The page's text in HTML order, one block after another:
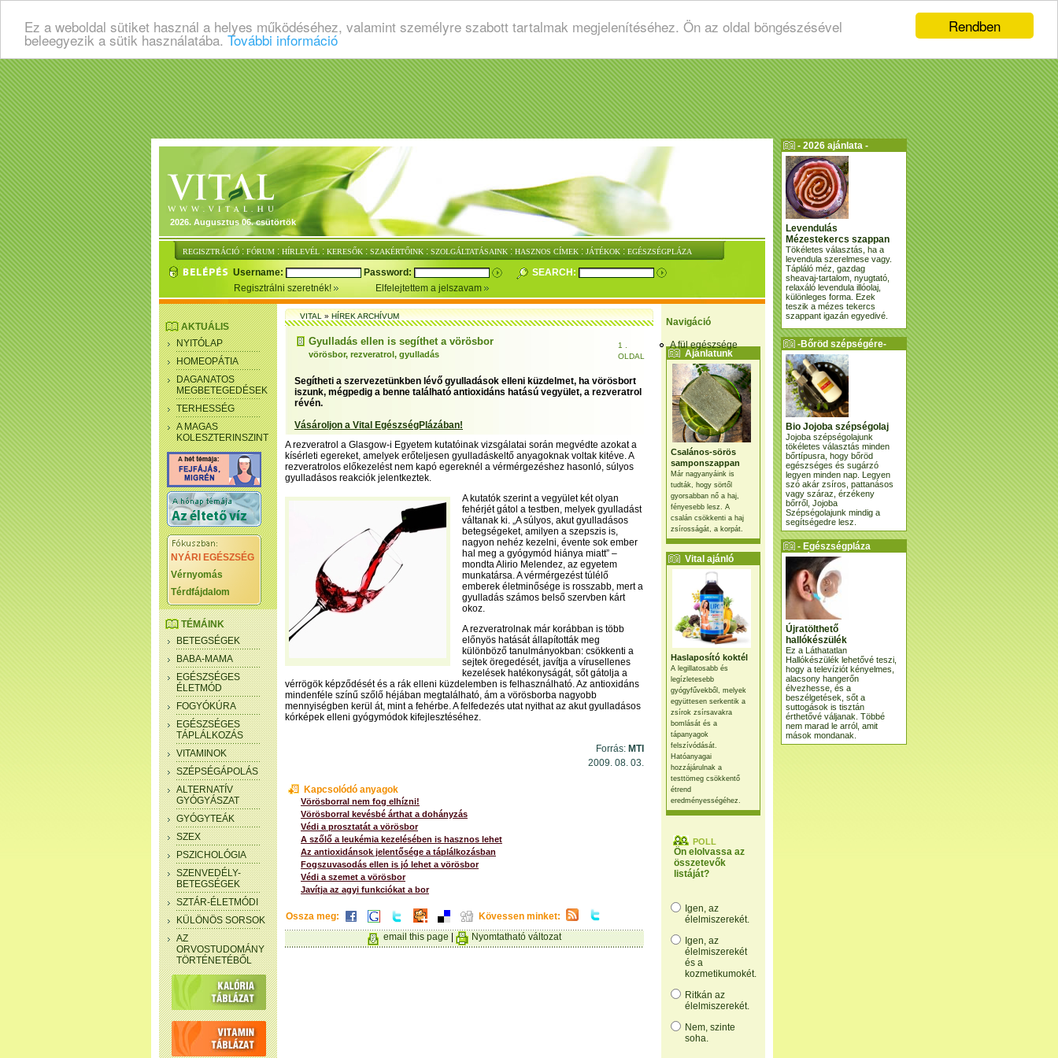
Rendben
Ez a weboldal sütiket használ a helyes működéséhez, valamint személyre szabott tartalmak megjelenítéséhez. Ön az oldal böngészésével
beleegyezik a sütik használatába. További információ
2026. Augusztus 06. csütörtök
REGISZTRÁCIÓ : FÓRUM : HÍRLEVÉL : KERESŐK : SZAKÉRTŐINK : SZOLGÁLTATÁSAINK : HASZNOS CÍMEK : JÁTÉKOK : EGÉSZSÉGPLÁZA
Username: Password:
SEARCH:
Regisztrálni szeretnék!
Elfelejtettem a jelszavam
Navigáció
A fül egészsége
Ajánlatunk
Csalános-sörös
samponszappan
Már nagyanyáink is
tudták, hogy sörtől
gyorsabban nő a haj,
fényesebb lesz. A
csalán csökkenti a haj
zsírosságát, a korpát.
Vital ajánló
Haslaposító koktél
A legillatosabb és
legízletesebb
gyógyfűvekből, melyek
együttesen serkentik a
zsírok zsírsavakra
bomlását és a
tápanyagok
felszívódását.
Hatóanyagai
hozzájárulnak a
testtömeg csökkentő
étrend
eredményességéhez.
POLL
Ön elolvassa az
összetevők
listáját?
Igen, az
élelmiszerekét.
Igen, az
élelmiszerekét
és a
kozmetikumokét.
Ritkán az
élelmiszerekét.
Nem, szinte
soha.
AKTUÁLIS
NYITÓLAP
HOMEOPÁTIA
DAGANATOS
MEGBETEGEDÉSEK
TERHESSÉG
A MAGAS
KOLESZTERINSZINT
NYÁRI EGÉSZSÉG
Vérnyomás
Térdfájdalom
TÉMÁINK
BETEGSÉGEK
BABA-MAMA
EGÉSZSÉGES
ÉLETMÓD
FOGYÓKÚRA
EGÉSZSÉGES
TÁPLÁLKOZÁS
VITAMINOK
SZÉPSÉGÁPOLÁS
ALTERNATÍV
GYÓGYÁSZAT
GYÓGYTEÁK
SZEX
PSZICHOLÓGIA
SZENVEDÉLY-
BETEGSÉGEK
SZTÁR-ÉLETMÓDI
KÜLÖNÖS SORSOK
AZ
ORVOSTUDOMÁNY
TÖRTÉNETÉBŐL
VITAL»HÍREK ARCHÍVUM
Gyulladás ellen is segíthet a vörösbor
vörösbor, rezveratrol, gyulladás
1 .
OLDAL
Segítheti a szervezetünkben lévő gyulladások elleni küzdelmet, ha vörösbort
iszunk, mégpedig a benne található antioxidáns hatású vegyület, a rezveratrol
révén.
Vásároljon a Vital EgészségPlázában!
A rezveratrol a Glasgow-i Egyetem kutatóinak vizsgálatai során megvédte azokat a
kísérleti egereket, amelyek erőteljesen gyulladáskeltő anyagoknak voltak kitéve. A
rezveratrolos előkezelést nem kapó egereknél a vérmérgezéshez hasonló, súlyos
gyulladásos reakciók jelentkeztek.
A kutatók szerint a vegyület két olyan
fehérjét gátol a testben, melyek gyulladást
váltanak ki. „A súlyos, akut gyulladásos
betegségeket, amilyen a szepszis is,
nagyon nehéz kezelni, évente sok ember
hal meg a gyógymód hiánya miatt” –
mondta Alirio Melendez, az egyetem
munkatársa. A vérmérgezést túlélő
emberek életminősége is rosszabb, mert a
gyulladás számos belső szervben kárt
okoz.
A rezveratrolnak már korábban is több
előnyös hatását állapították meg
különböző tanulmányokban: csökkenti a
sejtek öregedését, javítja a vírusellenes
kezelések hatékonyságát, sőt gátolja a
vérrögök képződését és a rák elleni küzdelemben is felhasználható. Az antioxidáns
mindenféle színű szőlő héjában megtalálható, ám a vörösborba nagyobb
mennyiségben kerül át, mint a fehérbe. A felfedezés utat nyithat az akut gyulladásos
kórképek elleni gyógymódok kifejlesztéséhez.
Forrás: MTI
2009. 08. 03.
Kapcsolódó anyagok
Vörösborral nem fog elhízni!
Vörösborral kevésbé árthat a dohányzás
Védi a prosztatát a vörösbor
A szőlő a leukémia kezelésében is hasznos lehet
Az antioxidánsok jelentősége a táplálkozásban
Fogszuvasodás ellen is jó lehet a vörösbor
Védi a szemet a vörösbor
Javítja az agyi funkciókat a bor
Ossza meg:
Kövessen minket:
email this page
Nyomtatható változat
- 2026 ajánlata -
Levendulás
Mézestekercs szappan
Tökéletes választás, ha a
levendula szerelmese vagy.
Tápláló méz, gazdag
sheavaj-tartalom, nyugtató,
relaxáló levendula illóolaj,
különleges forma. Ezek
teszik a mézes tekercs
szappant igazán egyedivé.
-Bőröd szépségére-
Bio Jojoba szépségolaj
Jojoba szépségolajunk
tökéletes választás minden
bőrtípusra, hogy bőröd
egészséges és sugárzó
legyen minden nap. Legyen
szó akár zsíros, pattanásos
vagy száraz, érzékeny
bőrről, Jojoba
Szépségolajunk mindig a
segítségedre lesz.
- Egészségpláza
ajánlatunk -
Újratölthető
hallókészülék
Ez a Láthatatlan
Hallókészülék lehetővé teszi,
hogy a televíziót kényelmes,
alacsony hangerőn
élvezhesse, és a
beszélgetések, sőt a
suttogások is tisztán
érthetővé váljanak. Többé
nem marad le arról, amit
mások mondanak.